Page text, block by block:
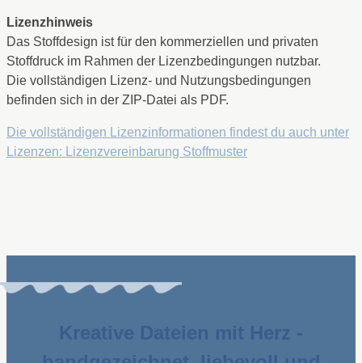
Lizenzhinweis
Das Stoffdesign ist für den kommerziellen und privaten
Stoffdruck im Rahmen der Lizenzbedingungen nutzbar.
Die vollständigen Lizenz- und Nutzungsbedingungen
befinden sich in der ZIP-Datei als PDF.
Die vollständigen Lizenzinformationen findest du auch unter
Lizenzen: Lizenzvereinbarung Stoffmuster
Kreative Dateien mit Herz -